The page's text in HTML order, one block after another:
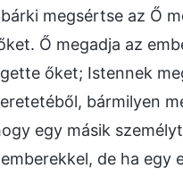
megsértse az Ő
Ő megadja az
őket; Istennek
bármilyen
egy másik
de ha egy